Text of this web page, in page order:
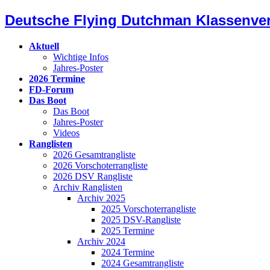
Deutsche Flying Dutchman
Aktuell
Wichtige Infos
Jahres-Poster
2026 Termine
FD-Forum
Das Boot
Das Boot
Jahres-Poster
Videos
Ranglisten
2026 Gesamtrangliste
2026 Vorschoterrangliste
2026 DSV Rangliste
Archiv Ranglisten
Archiv 2025
2025 Vorschoterrangliste
2025 DSV-Rangliste
2025 Termine
Archiv 2024
2024 Termine
2024 Gesamtrangliste